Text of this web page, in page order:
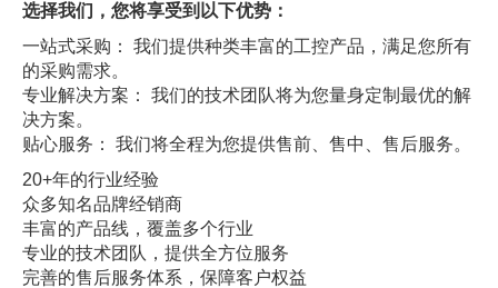
选择我们，您将享受到以下优势：
一站式采购： 我们提供种类丰富的工控产品，满足您所有
的采购需求。
专业解决方案： 我们的技术团队将为您量身定制最优的解
决方案。
贴心服务： 我们将全程为您提供售前、售中、售后服务。
20+年的行业经验
众多知名品牌经销商
丰富的产品线，覆盖多个行业
专业的技术团队，提供全方位服务
完善的售后服务体系，保障客户权益